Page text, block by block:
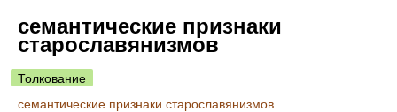
семантические признаки
старославянизмов
Толкование
семантические признаки старославянизмов